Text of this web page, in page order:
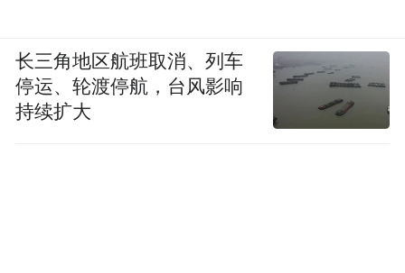
长三角地区航班取消、列车
停运、轮渡停航，台风影响
持续扩大